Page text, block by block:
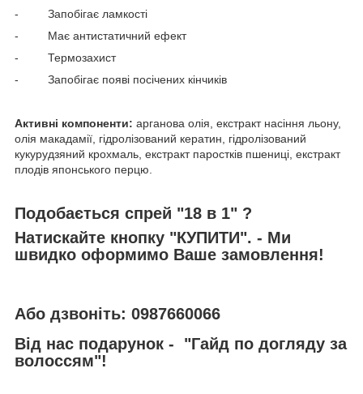
- Запобігає ламкості
- Має антистатичний ефект
- Термозахист
- Запобігає появі посічених кінчиків
Активні компоненти: арганова олія, екстракт насіння льону,
олія макадамії, гідролізований кератин, гідролізований
кукурудзяний крохмаль, екстракт паростків пшениці, екстракт
плодів японського перцю.
Подобається спрей "18 в 1" ?
Натискайте кнопку "КУПИТИ". - Ми
швидко оформимо Ваше замовлення!
Або дзвоніть: 0987660066
Від нас подарунок -
"Гайд по догляду за
волоссям"!